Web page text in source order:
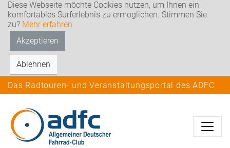
Diese Webseite möchte Cookies nutzen, um Ihnen ein
komfortables Surferlebnis zu ermöglichen. Stimmen Sie
zu? Mehr erfahren
Akzeptieren
Ablehnen
Das Radtouren- und Veranstaltungsportal des ADFC